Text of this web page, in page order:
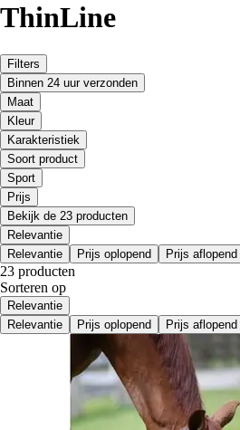
ThinLine
Filters
Binnen 24 uur verzonden
Maat
Kleur
Karakteristiek
Soort product
Sport
Prijs
Bekijk de 23 producten
Relevantie
Relevantie
Prijs oplopend Prijs aflopend
23 producten
Sorteren op
Relevantie
Relevantie
Prijs oplopend Prijs aflopend